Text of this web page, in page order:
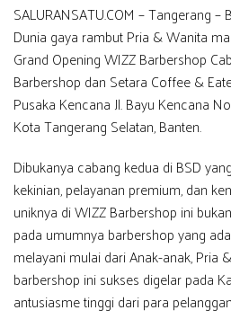
SALURANSATU.COM – Tangerang
Dunia gaya rambut Pria & Wanita
Grand Opening WIZZ Barbershop
Barbershop dan Setara Coffee &
Pusaka Kencana Jl. Bayu Kencana
Kota Tangerang Selatan, Banten.
Dibukanya cabang kedua di BSD
kekinian, pelayanan premium, dan
uniknya di WIZZ Barbershop ini
pada umumnya barbershop yang
melayani mulai dari Anak-anak, Pria
barbershop ini sukses digelar pada
antusiasme tinggi dari para